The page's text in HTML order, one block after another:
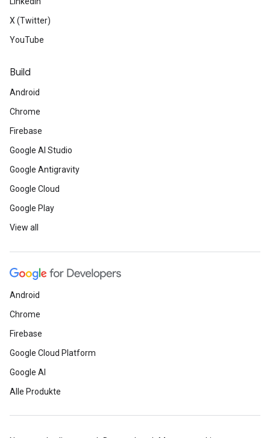
X (Twitter)
YouTube
Build
Android
Chrome
Firebase
Google AI Studio
Google Antigravity
Google Cloud
Google Play
View all
Android
Chrome
Firebase
Google Cloud Platform
Google AI
Alle Produkte